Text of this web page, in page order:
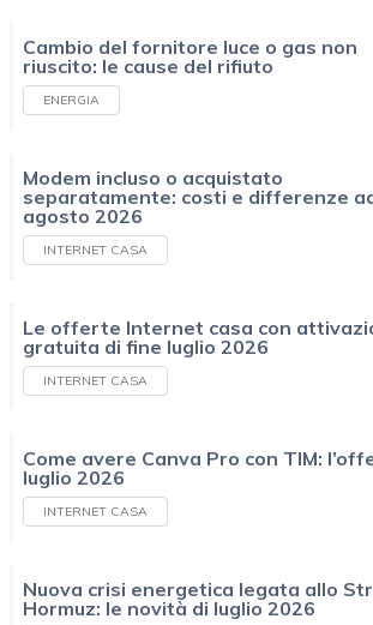
Cambio del fornitore luce o gas non
riuscito: le cause del rifiuto
ENERGIA
Modem incluso o acquistato
separatamente: costi e differenze
agosto 2026
INTERNET CASA
Le offerte Internet casa con
gratuita di fine luglio 2026
INTERNET CASA
Come avere Canva Pro con TIM:
luglio 2026
INTERNET CASA
Nuova crisi energetica legata allo
Hormuz: le novità di luglio 2026